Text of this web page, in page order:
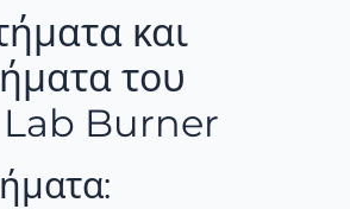
και
του
Burner